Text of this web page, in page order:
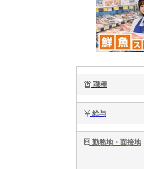
職種
給与
勤務地・面接地